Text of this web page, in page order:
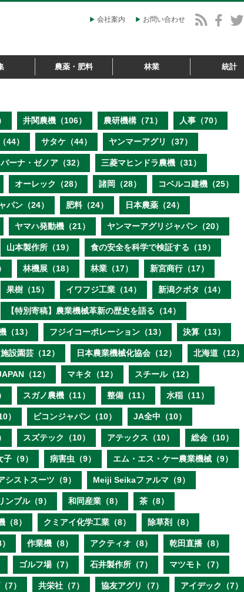
会社案内 お問い合わせ
農薬・肥料 林業 統計
井関農機（106） 農研機構（71） 人事（70）
44） サタケ（44） ヤンマーアグリ（37）
ーナ・ゼノア（32） 三菱マヒンドラ農機（31）
オーレック（28） 諸岡（28） コベルコ建機（25）
パン（24） 肥料（24） 日本農薬（24）
ヤマハ発動機（21） ヤンマーアグリジャパン（20）
山本製作所（19） 食の安全を科学で検証する（19）
林機展（18） 林業（17） 新宮商行（17）
果樹（15） イワフジ工業（14） 新潟クボタ（14）
【特別寄稿】農業機械革新の歴史を語る（14）
（13） フジイコーポレーション（13） 決算（13）
施設園芸（12） 日本農業機械化協会（12） 北海道（12）
（12） マキタ（12） スチール（12）
スガノ農機（11） 整備（11） 水稲（11）
） ビコンジャパン（10） JA全中（10）
スズテック（10） アテックス（10） 総会（10）
（9） 病害虫（9） エム・エス・ケー農業機械（9）
シストスーツ（9） Meiji Seikaファルマ（9）
ンブル（9） 和同産業（8） 茶（8）
（8） クミアイ化学工業（8） 除草剤（8）
作業機（8） アクティオ（8） 乾田直播（8）
ゴルフ場（7） 石井製作所（7） マツモト（7）
7） 共栄社（7） 協友アグリ（7） アイデック（7）